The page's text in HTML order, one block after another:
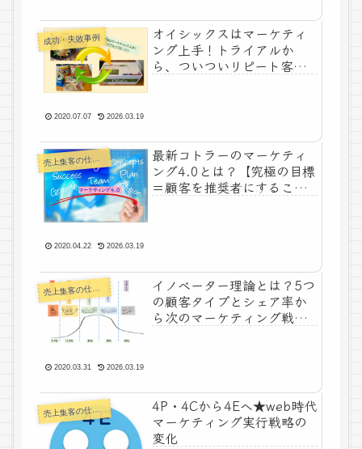
成功・失敗事例
オイシックスはマーケティ
ング上手！トライアルか
ら、ついついリピート客に
2020.07.07 2026.03.19
売上集客の仕組みづくり
最新コトラーのマーケティ
ング4.0とは？【究極の目標
＝顧客を推奨者にするこ
2020.04.22 2026.03.19
売上集客の仕組みづくり
イノベーター理論とは？5つ
の顧客タイプとシェア率か
ら次のマーケティング戦術
2020.03.31 2026.03.19
売上集客の仕組みづくり
4P・4Cから4Eへ★web時代
マーケティング実行戦略の
変化